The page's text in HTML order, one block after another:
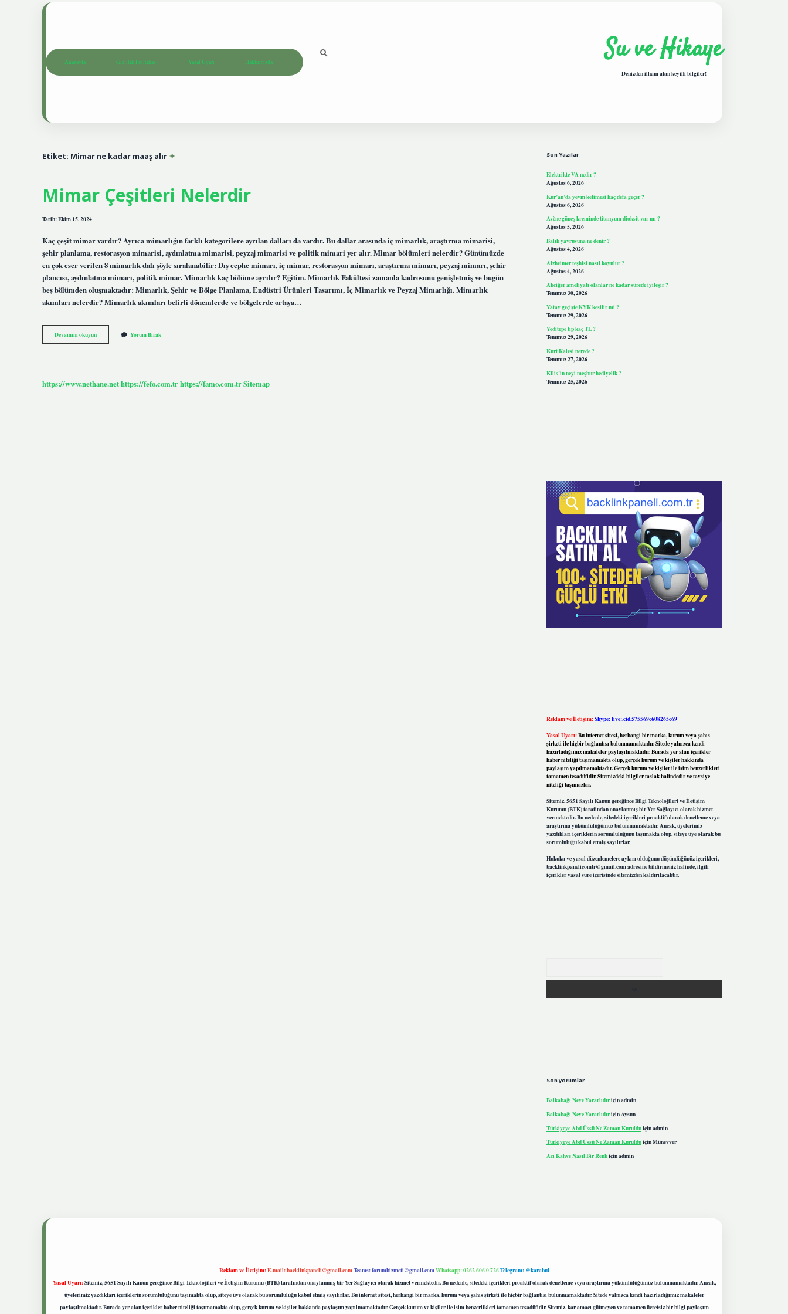
Anasayfa Gizlilik Politikası Yasal Uyarı Hakkımızda Su ve Hikaye
Denizden ilham alan keyifli bilgiler!
Etiket: Mimar ne kadar maaş alır
Mimar Çeşitleri Nelerdir
Tarih: Ekim 15, 2024
Kaç çeşit mimar vardır? Ayrıca mimarlığın farklı kategorilere ayrılan dalları da vardır. Bu dallar arasında iç mimarlık, araştırma mimarisi,
şehir planlama, restorasyon mimarisi, aydınlatma mimarisi, peyzaj mimarisi ve politik mimari yer alır. Mimar bölümleri nelerdir? Günümüzde
en çok eser verilen 8 mimarlık dalı şöyle sıralanabilir: Dış cephe mimarı, iç mimar, restorasyon mimarı, araştırma mimarı, peyzaj mimarı, şehir
plancısı, aydınlatma mimarı, politik mimar. Mimarlık kaç bölüme ayrılır? Eğitim. Mimarlık Fakültesi zamanla kadrosunu genişletmiş ve bugün
beş bölümden oluşmaktadır: Mimarlık, Şehir ve Bölge Planlama, Endüstri Ürünleri Tasarımı, İç Mimarlık ve Peyzaj Mimarlığı. Mimarlık
akımları nelerdir? Mimarlık akımları belirli dönemlerde ve bölgelerde ortaya…
Devamını okuyunMimar
Çeşitleri
Yorum Bırak
https://www.nethane.nethttps://fefo.com.trhttps://famo.com.trSitemap
Son Yazılar
Elektrikte VA nedir ?
Ağustos 6, 2026
Kur’an’da yevm kelimesi kaç defa geçer ?
Ağustos 6, 2026
Avène güneş kreminde titanyum dioksit var mı ?
Ağustos 5, 2026
Balık yavrusuna ne denir ?
Ağustos 4, 2026
Alzheimer teşhisi nasıl koyulur ?
Ağustos 4, 2026
Akciğer ameliyatı olanlar ne kadar sürede iyileşir ?
Temmuz 30, 2026
Yatay geçişte KYK kesilir mi ?
Temmuz 29, 2026
Yeditepe tıp kaç TL ?
Temmuz 29, 2026
Kurt Kalesi nerede ?
Temmuz 27, 2026
Kilis’in neyi meşhur hediyelik ?
Temmuz 25, 2026
Reklam ve İletişim:Skype: live:.cid.575569c608265c69
Yasal Uyarı:Bu internet sitesi, herhangi bir marka, kurum veya şahıs
şirketi ile hiçbir bağlantısı bulunmamaktadır. Sitede yalnızca kendi
hazırladığımız makaleler paylaşılmaktadır. Burada yer alan içerikler
haber niteliği taşımamakta olup, gerçek kurum ve kişiler hakkında
paylaşım yapılmamaktadır. Gerçek kurum ve kişiler ile isim benzerlikleri
tamamen tesadüfidir. Sitemizdeki bilgiler taslak halindedir ve tavsiye
niteliği taşımazlar.
Sitemiz, 5651 Sayılı Kanun gereğince Bilgi Teknolojileri ve İletişim
Kurumu (BTK) tarafından onaylanmış bir Yer Sağlayıcı olarak hizmet
vermektedir. Bu nedenle, sitedeki içerikleri proaktif olarak denetleme veya
araştırma yükümlülüğümüz bulunmamaktadır. Ancak, üyelerimiz
yazdıkları içeriklerin sorumluluğunu taşımakta olup, siteye üye olarak bu
sorumluluğu kabul etmiş sayılırlar.
Hukuka ve yasal düzenlemelere aykırı olduğunu düşündüğünüz içerikleri,
backlinkpanelicomtr@gmail.comadresine bildirmeniz halinde, ilgili
içerikler yasal süre içerisinde sitemizden kaldırılacaktır.
Son yorumlar
Balkabağı Neye Yararlıdıriçinadmin
Balkabağı Neye YararlıdıriçinAysun
Türkiyeye Abd Üssü Ne Zaman Kurulduiçinadmin
Türkiyeye Abd Üssü Ne Zaman KurulduiçinMünevver
Acı Kahve Nasıl Bir Renkiçinadmin
Reklam ve İletişim:E-mail:backlinkpaneli@gmail.comTeams:forumhizmeti@gmail.comWhatsapp: 0262 606 0 726Telegram: @karabul
Yasal Uyarı:Sitemiz, 5651 Sayılı Kanun gereğince Bilgi Teknolojileri ve İletişim Kurumu (BTK) tarafından onaylanmış bir Yer Sağlayıcı olarak hizmet vermektedir. Bu nedenle, sitedeki içerikleri proaktif olarak denetleme veya araştırma yükümlülüğümüz bulunmamaktadır. Ancak,
üyelerimiz yazdıkları içeriklerin sorumluluğunu taşımakta olup, siteye üye olarak bu sorumluluğu kabul etmiş sayılırlar. Bu internet sitesi, herhangi bir marka, kurum veya şahıs şirketi ile hiçbir bağlantısı bulunmamaktadır. Sitede yalnızca kendi hazırladığımız makaleler
paylaşılmaktadır. Burada yer alan içerikler haber niteliği taşımamakta olup, gerçek kurum ve kişiler hakkında paylaşım yapılmamaktadır. Gerçek kurum ve kişiler ile isim benzerlikleri tamamen tesadüfidir. Sitemiz, kar amacı gütmeyen ve tamamen ücretsiz bir bilgi paylaşım